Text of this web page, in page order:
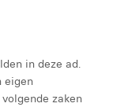
in deze ad.
eigen
zaken